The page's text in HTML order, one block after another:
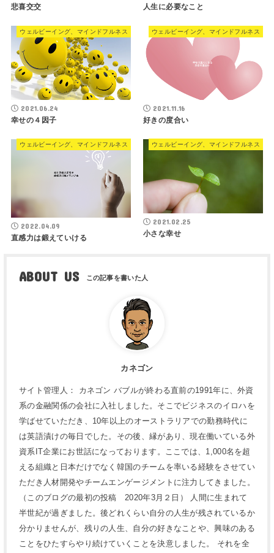
悲喜交交 人生に必要なこと
ウェルビーイング、マインドフルネス
2021.06.24
幸せの４因子
ウェルビーイング、マインドフルネス
2021.11.16
好きの度合い
ウェルビーイング、マインドフルネス
2022.04.09
直感力は鍛えていける
ウェルビーイング、マインドフルネス
2021.02.25
小さな幸せ
ABOUT US
カネゴン
サイト管理人： カネゴン バブルが終わる直前の1991年に、外資
系の金融関係の会社に入社しました。そこでビジネスのイロハを
学ばせていただき、10年以上のオーストラリアでの勤務時代に
は英語漬けの毎日でした。その後、縁があり、現在働いている外
資系IT企業にお世話になっております。ここでは、1,000名を超
える組織と日本だけでなく韓国のチームを率いる経験をさせてい
ただき人材開発やチームエンゲージメントに注力してきました。
（このブログの最初の投稿 2020年3月２日） 人間に生まれて
半世紀が過ぎました。後どれくらい自分の人生が残されているか
分かりませんが、残りの人生、自分の好きなことや、興味のある
ことをひたすらやり続けていくことを決意しました。 それを全